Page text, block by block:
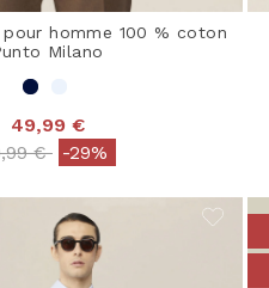
pour homme 100 % coton
Milano
49,99 €
reduced from
€to-29%